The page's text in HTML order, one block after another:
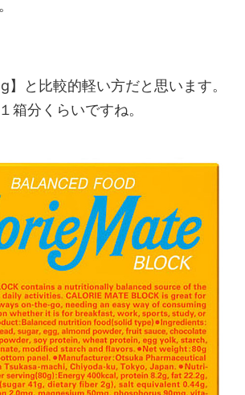
】と比較的軽い方だと思います。
箱分くらいですね。